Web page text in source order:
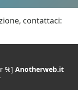
contattaci:
%] Anotherweb.it